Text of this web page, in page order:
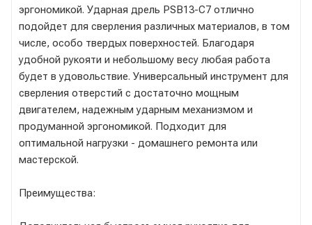
эргономикой. Ударная дрель PSB13-C7 отлично
подойдет для сверления различных материалов, в том
числе, особо твердых поверхностей. Благодаря
удобной рукояти и небольшому весу любая работа
будет в удовольствие. Универсальный инструмент для
сверления отверстий с достаточно мощным
двигателем, надежным ударным механизмом и
продуманной эргономикой. Подходит для
оптимальной нагрузки - домашнего ремонта или
мастерской.
Преимущества: